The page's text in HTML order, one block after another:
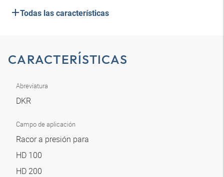
Todas las características
CARACTERÍSTICAS
Abreviatura
DKR
Campo de aplicación
Racor a presión para
HD 100
HD 200